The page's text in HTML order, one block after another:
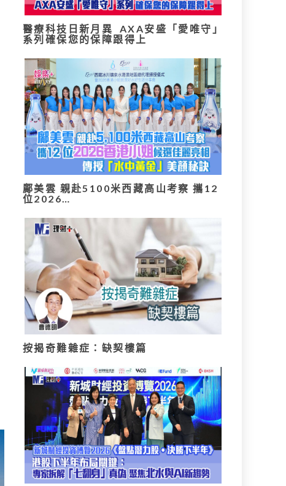
醫療科技日新月異 AXA安盛「愛唯守」
系列確保您的保障跟得上
鄺美雲 親赴5100米西藏高山考察 攜12
位2026…
按揭奇難雜症：缺契樓篇